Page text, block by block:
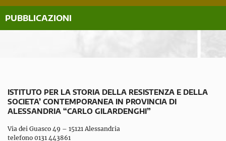
PUBBLICAZIONI
ISTITUTO PER LA STORIA DELLA RESISTENZA E DELLA
SOCIETA’ CONTEMPORANEA IN PROVINCIA DI
ALESSANDRIA “CARLO GILARDENGHI”
Via dei Guasco 49 – 15121 Alessandria
telefono 0131 443861